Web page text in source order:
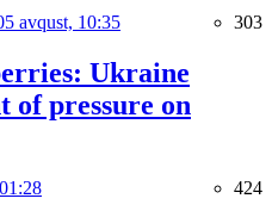
avqust, 10:35 303
Ukraine
of pressure on
424